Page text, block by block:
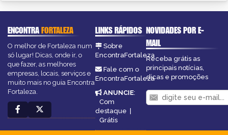
ENCONTRAFORTALEZA
O melhor de Fortaleza num
só lugar! Dicas, onde ir, o
que fazer, as melhores
empresas, locais, serviços e
muito mais no guia Encontra
Fortaleza.
LINKS RÁPIDOS
Sobre
EncontraFortaleza
Fale com o
EncontraFortaleza
ANUNCIE:
Com
destaque |
Grátis
NOVIDADES POR E-
MAIL
Receba grátis as
principais notícias,
dicas e promoções